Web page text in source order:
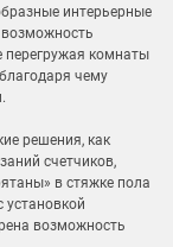
интерьерные
перегружая комнаты
чему
решения, как
счетчиков,
в стяжке пола
установкой
возможность